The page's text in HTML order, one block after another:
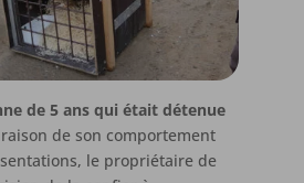
de 5 ans qui était détenue
raison de son comportement
le propriétaire de